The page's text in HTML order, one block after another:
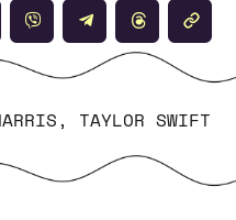
, TAYLOR SWIFT